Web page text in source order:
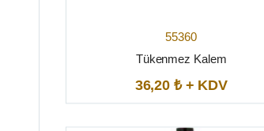
55360
Tükenmez Kalem
36,20 ₺ + KDV